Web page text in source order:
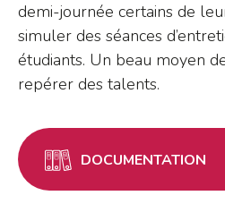
demi-journée certains de
simuler des séances
étudiants. Un beau moyen
repérer des talents.
DOCUMENTATION